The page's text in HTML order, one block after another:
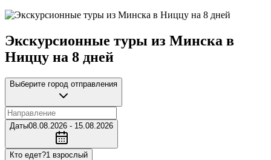
Экскурсионные туры из Минска в
Ниццу на 8 дней
Выберите город отправления
Даты08.08.2026 - 15.08.2026
Кто едет?1 взрослый